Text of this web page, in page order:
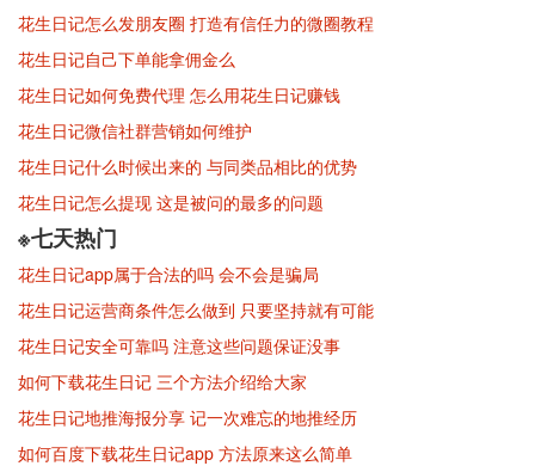
花生日记怎么发朋友圈 打造有信任力的微圈教程
花生日记自己下单能拿佣金么
花生日记如何免费代理 怎么用花生日记赚钱
花生日记微信社群营销如何维护
花生日记什么时候出来的 与同类品相比的优势
花生日记怎么提现 这是被问的最多的问题
※七天热门
花生日记app属于合法的吗 会不会是骗局
花生日记运营商条件怎么做到 只要坚持就有可能
花生日记安全可靠吗 注意这些问题保证没事
如何下载花生日记 三个方法介绍给大家
花生日记地推海报分享 记一次难忘的地推经历
如何百度下载花生日记app 方法原来这么简单